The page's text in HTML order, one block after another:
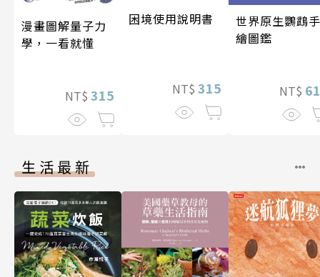
漫畫圖解量子力
學，一看就懂
NT$ 315
困境使用說明書
NT$ 315
世界原生鸚鵡手
繪圖鑑
NT$
生活最新